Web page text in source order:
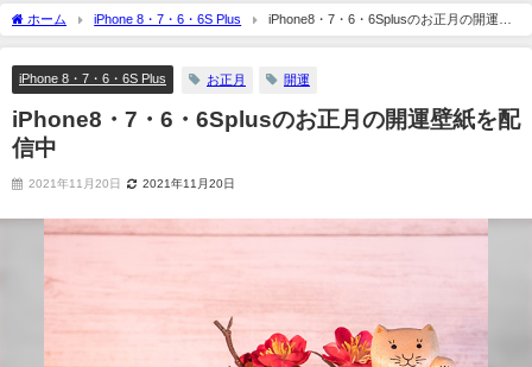
ホーム iPhone 8・7・6・6S Plus
iPhone8・7・6・6Splusのお正月の開運壁
紙を配信中
iPhone 8・7・6・6S Plus お正月 開運
iPhone8・7・6・6Splusのお正月の開運壁紙を配
信中
2021年11月20日 2021年11月20日